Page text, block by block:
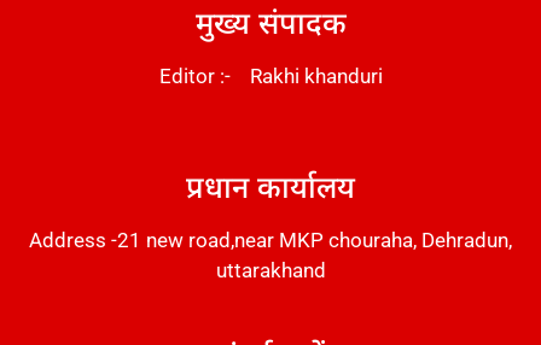
मुख्य संपादक
Editor :- Rakhi khanduri
प्रधान कार्यालय
Address -21 new road,near MKP chouraha, Dehradun,
uttarakhand